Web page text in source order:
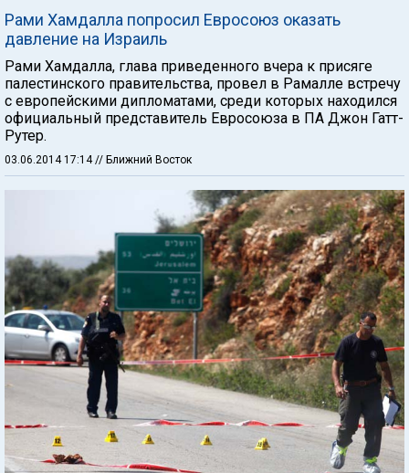
Рами Хамдалла попросил Евросоюз оказать
давление на Израиль
Рами Хамдалла, глава приведенного вчера к присяге
палестинского правительства, провел в Рамалле встречу
с европейскими дипломатами, среди которых находился
официальный представитель Евросоюза в ПА Джон Гатт-
Рутер.
03.06.2014 17:14 // Ближний Восток